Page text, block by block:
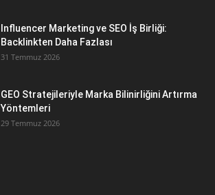
Influencer Marketing ve SEO İş Birliği:
Backlinkten Daha Fazlası
31 Temmuz 2026
GEO Stratejileriyle Marka Bilinirliğini Artırma
Yöntemleri
29 Temmuz 2026